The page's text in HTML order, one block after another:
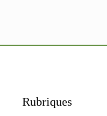
Rubriques